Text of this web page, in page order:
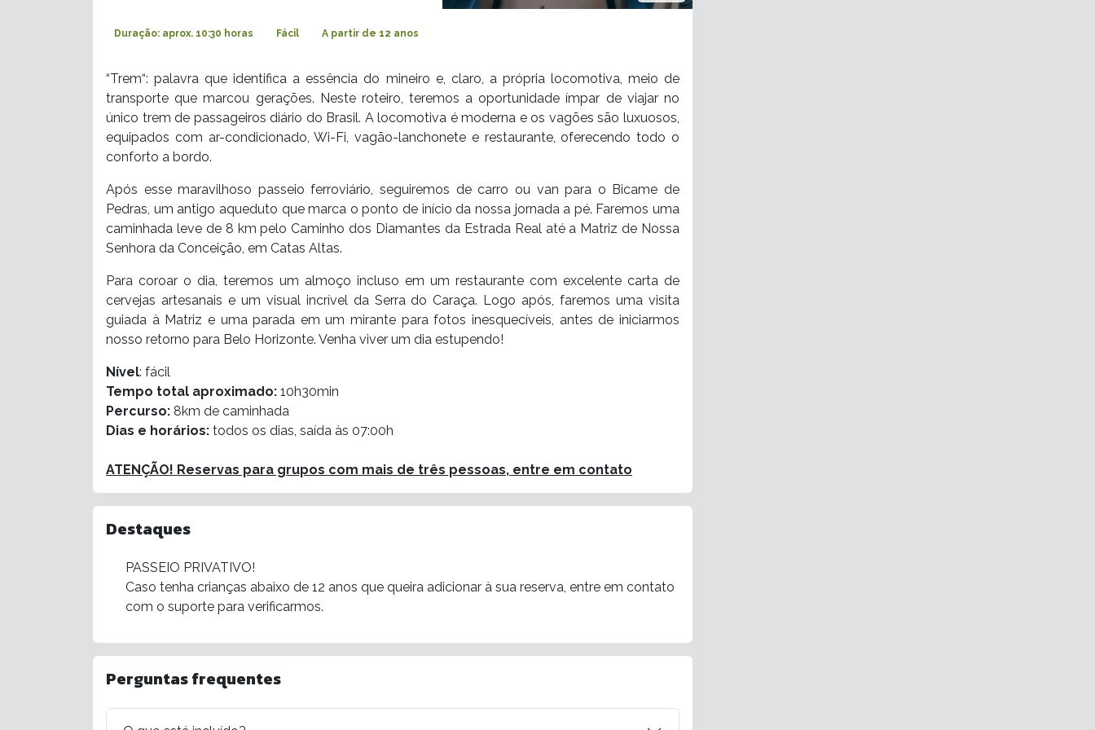
Duração: aprox. 10:30 horas Fácil A partir de 12 anos
“Trem“: palavra que identifica a essência do mineiro e, claro, a própria locomotiva, meio de
transporte que marcou gerações. Neste roteiro, teremos a oportunidade ímpar de viajar no
único trem de passageiros diário do Brasil. A locomotiva é moderna e os vagões são luxuosos,
equipados com ar-condicionado, Wi-Fi, vagão-lanchonete e restaurante, oferecendo todo o
conforto a bordo.
Após esse maravilhoso passeio ferroviário, seguiremos de carro ou van para o Bicame de
Pedras, um antigo aqueduto que marca o ponto de início da nossa jornada a pé. Faremos uma
caminhada leve de 8 km pelo Caminho dos Diamantes da Estrada Real até a Matriz de Nossa
Senhora da Conceição, em Catas Altas.
Para coroar o dia, teremos um almoço incluso em um restaurante com excelente carta de
cervejas artesanais e um visual incrível da Serra do Caraça. Logo após, faremos uma visita
guiada à Matriz e uma parada em um mirante para fotos inesquecíveis, antes de iniciarmos
nosso retorno para Belo Horizonte. Venha viver um dia estupendo!
Nível: fácil
Tempo total aproximado: 10h30min
Percurso: 8km de caminhada
Dias e horários: todos os dias, saída às 07:00h
ATENÇÃO! Reservas para grupos com mais de três pessoas, entre em contato
Destaques
PASSEIO PRIVATIVO!
Caso tenha crianças abaixo de 12 anos que queira adicionar à sua reserva, entre em contato
com o suporte para verificarmos.
Perguntas frequentes